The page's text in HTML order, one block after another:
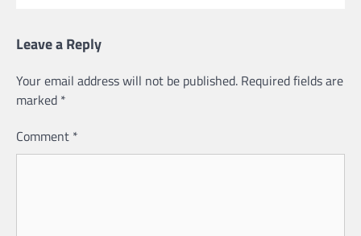
Leave a Reply
Your email address will not be published. Required fields are
marked *
Comment *